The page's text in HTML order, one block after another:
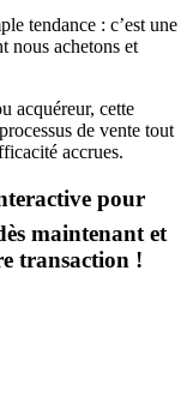
tendance : c’est une
nous achetons et
acquéreur, cette
de vente tout
accrues.
pour
maintenant et
transaction !